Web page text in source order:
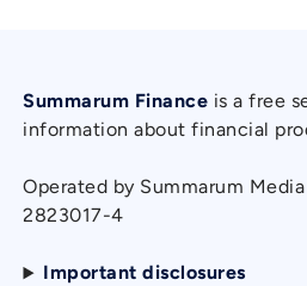
Summarum Finance is a free
information about financial
Operated by Summarum
2823017-4
Important disclosures